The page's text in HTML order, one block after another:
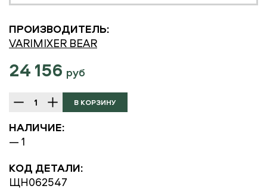
ПРОИЗВОДИТЕЛЬ:
VARIMIXER BEAR
24 156 руб
НАЛИЧИЕ:
— 1
КОД ДЕТАЛИ:
ЩН062547